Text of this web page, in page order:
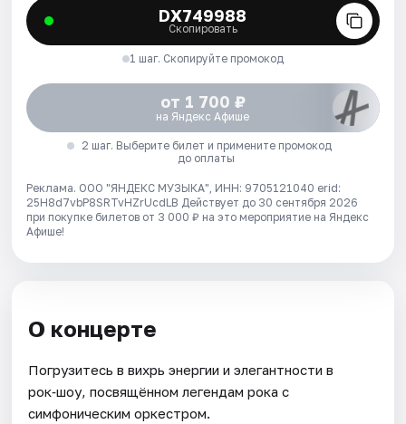
DX749988
Скопировать
1 шаг. Скопируйте промокод
от 1 700 ₽
на Яндекс Афише
2 шаг. Выберите билет и примените промокод
до оплаты
Реклама. ООО "ЯНДЕКС МУЗЫКА", ИНН: 9705121040 erid:
25H8d7vbP8SRTvHZrUcdLB Действует до 30 сентября 2026
при покупке билетов от 3 000 ₽ на это мероприятие на Яндекс
Афише!
О концерте
Погрузитесь в вихрь энергии и элегантности в
рок‑шоу, посвящённом легендам рока с
симфоническим оркестром.